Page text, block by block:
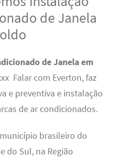
de Janela
de Janela em
Falar com Everton, faz
e preventiva e instalação
de ar condicionados.
brasileiro do
do Sul, na Região